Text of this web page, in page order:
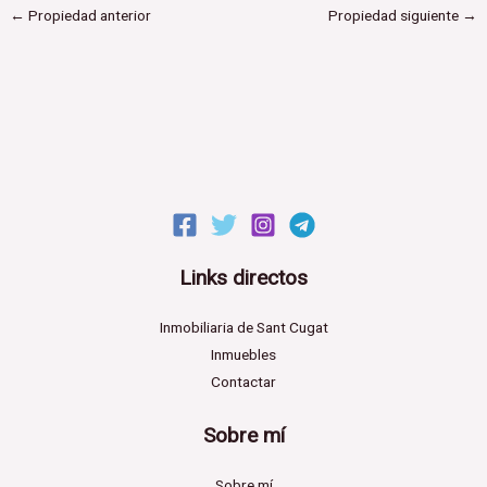
También dispone de una plaza de aparcamiento accesible
← Propiedad anterior Propiedad siguiente →
Links directos
Inmobiliaria de Sant Cugat
Inmuebles
Contactar
Sobre mí